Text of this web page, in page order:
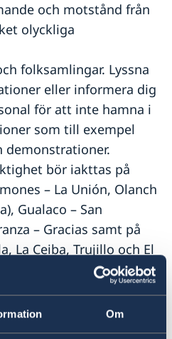
Om
och motstånd från
olyckliga
folksamlingar. Lyssna
eller informera dig
för att inte hamna i
som till exempel
demonstrationer.
bör iakttas på
– La Unión, Olanch
Gualaco – San
– Gracias samt på
La Ceiba, Trujillo och El
rån är vanligt
vid
El Florido samt Aguas